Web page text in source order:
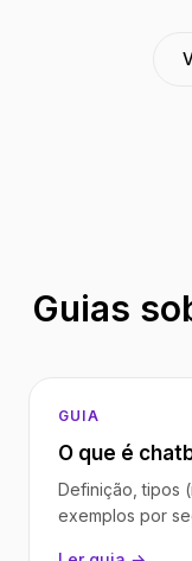
Guias
GUIA
O que é
Definição, tipos
exemplos por